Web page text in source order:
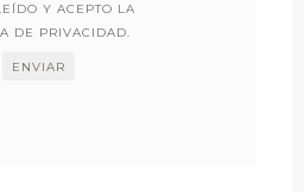
Y ACEPTO LA
DE PRIVACIDAD.